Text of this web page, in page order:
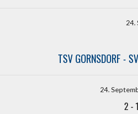
24.
TSV GORNSDORF -
24.
2 -1